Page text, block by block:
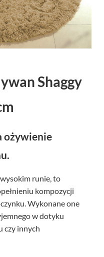
Shaggy
ożywienie
runie, to
kompozycji
Wykonane one
w dotyku
czy innych